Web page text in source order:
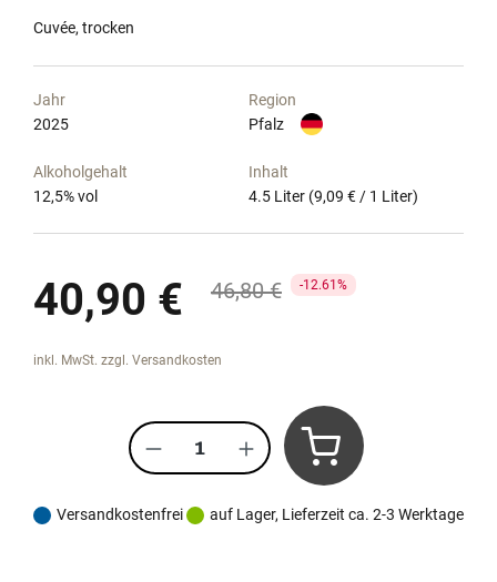
Cuvée trocken
Jahr
2025
Region
Pfalz
Alkoholgehalt
12,5% vol
Inhalt
4.5 Liter (9,09 € / 1 Liter)
40,90 € Regulärer Preis:
46,80 € 12.61%
inkl. MwSt. zzgl. Versandkosten
Produkt Anzahl: Gib den
Versandkostenfrei auf Lager, Lieferzeit ca. 2-3 Werktage